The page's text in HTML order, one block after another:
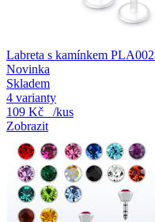
Labreta s kamínkem
Novinka
Skladem
4 varianty
109 Kč
/kus
Zobrazit